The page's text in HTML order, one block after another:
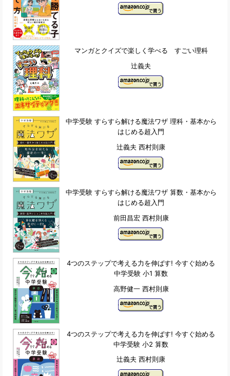
マンガとクイズで楽しく学べる すごい理科
辻義夫
中学受験 すらすら解ける魔法ワザ 理科・基本から
はじめる超入門
辻義夫 西村則康
中学受験 すらすら解ける魔法ワザ 算数・基本から
はじめる超入門
前田昌宏 西村則康
4つのステップで考える力を伸ばす! 今すぐ始める
中学受験 小1 算数
高野健一 西村則康
4つのステップで考える力を伸ばす! 今すぐ始める
中学受験 小2 算数
辻義夫 西村則康